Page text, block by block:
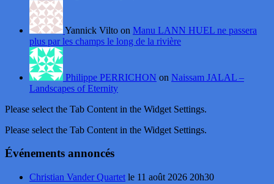
Yannick Vilto on Manu LANN HUEL ne passera
plus par les champs le long de la rivière
Philippe PERRICHON on Naissam JALAL –
Landscapes of Eternity
Please select the Tab Content in the Widget Settings.
Please select the Tab Content in the Widget Settings.
Événements annoncés
Christian Vander Quartet le 11 août 2026 20h30